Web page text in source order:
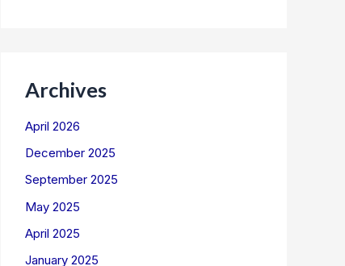
Archives
April 2026
December 2025
September 2025
May 2025
April 2025
January 2025